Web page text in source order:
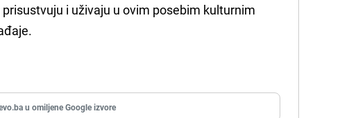
i uživaju u ovim posebim kulturnim
u omiljene Google izvore